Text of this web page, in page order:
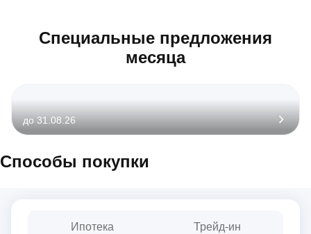
Специальные предложения
месяца
до 31.08.26
Способы покупки
Ипотека Трейд-ин